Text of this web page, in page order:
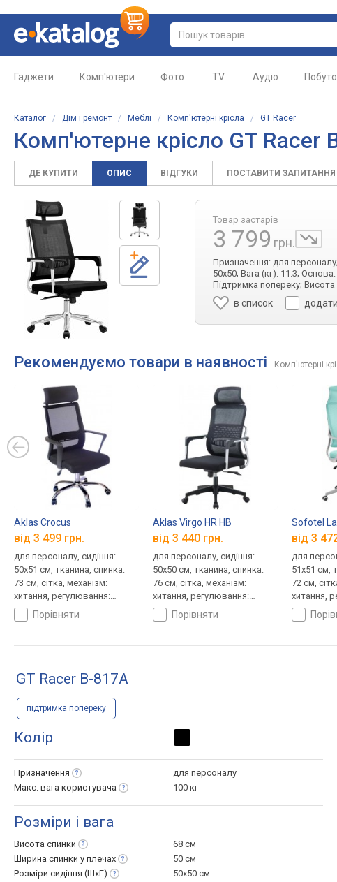
Гаджети Комп'ютери Фото TV Аудіо
Каталог / Дім і ремонт / Меблі / Комп'ютерні крісла / GT Racer
Комп'ютерне крісло GT Racer
ДЕ КУПИТИ ОПИС ВІДГУКИ ПОСТАВИТИ ЗАПИТАННЯ
Товар застарів
3 799 грн.
Призначення: для
50x50; Вага (кг): 11.3;
Підтримка попереку; Висота
в список
Рекомендуємо товари в наявності Комп'ютерні
Aklas Crocus
від 3 499 грн.
для персоналу, сидіння:
50x51 см, тканина, спинка:
73 см, сітка, механізм:
хитання, регулювання:
висоти, жорсткості
порівняти
Aklas Virgo HR HB
від 3 440 грн.
для персоналу, сидіння:
50x50 см, тканина, спинка:
76 см, сітка, механізм:
хитання, регулювання:
висоти, жорсткості
порівняти
Sofotel
від 3
для
51x51 см,
72 см,
хитання,
висоти,
GT Racer B-817A
підтримка попереку
Колір
Призначення
для персоналу
Макс. вага користувача 100 кг
Розміри і вага
Висота спинки
68 см
Ширина спинки у плечах
50 см
Розміри сидіння (ШхГ)
50x50 см